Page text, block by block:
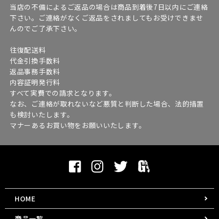
当店の不備によるご返品の場合は商品到着後7日以内にご連絡
下さい。ご連絡がなくご返品をされましてもお受けできませ
んのでご了承下さい。
往復配送料
代金引換手数料
返品事務手数料
内容証明発行料
すべて実費での請求となります。
なお、ご連絡が取れないなど悪質と判断した場合、法的措置
も検討いたします。
マナーあるお買い物をお願いいたします。
HOME